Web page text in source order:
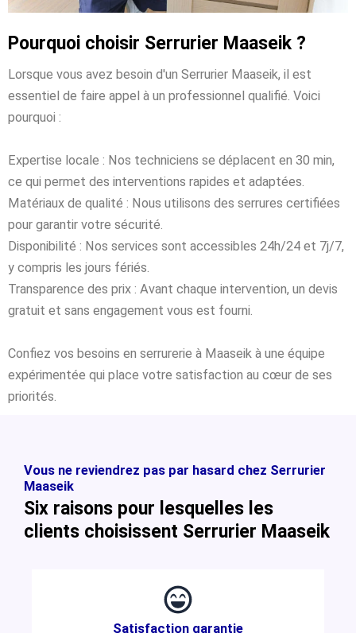
Pourquoi choisir Serrurier Maaseik ?
Lorsque vous avez besoin d'un Serrurier Maaseik, il est
essentiel de faire appel à un professionnel qualifié. Voici
pourquoi :
Expertise locale : Nos techniciens se déplacent en 30 min,
ce qui permet des interventions rapides et adaptées.
Matériaux de qualité : Nous utilisons des serrures certifiées
pour garantir votre sécurité.
Disponibilité : Nos services sont accessibles 24h/24 et 7j/7,
y compris les jours fériés.
Transparence des prix : Avant chaque intervention, un devis
gratuit et sans engagement vous est fourni.
Confiez vos besoins en serrurerie à Maaseik à une équipe
expérimentée qui place votre satisfaction au cœur de ses
priorités.
Vous ne reviendrez pas par hasard chez Serrurier
Maaseik
Six raisons pour lesquelles les
clients choisissent Serrurier Maaseik
Satisfaction garantie